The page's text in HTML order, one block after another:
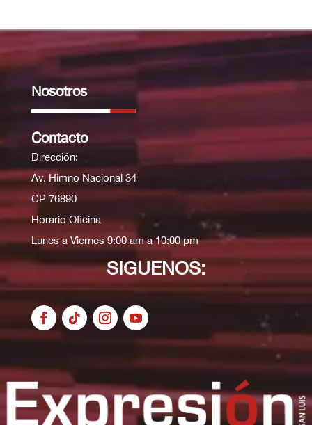
Nosotros
Contacto
Dirección:
Av. Himno Nacional 34
CP 76890
Horario Oficina
Lunes a Viernes 9:00 am a 10:00 pm
SIGUENOS: